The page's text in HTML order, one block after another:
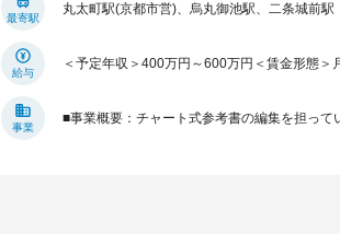
最寄駅
丸太町駅(京都市営)、烏丸御池駅、二条城前駅
給与
＜予定年収＞400万円～600万円＜賃金形態
事業
■事業概要：チャート式参考書の編集を担っ